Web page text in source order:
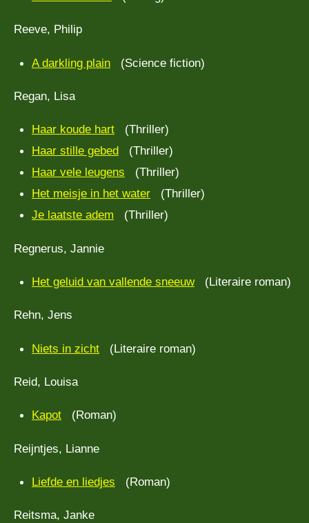
Reeve, Philip
A darkling plain (Science fiction)
Regan, Lisa
Haar koude hart (Thriller)
Haar stille gebed (Thriller)
Haar vele leugens (Thriller)
Het meisje in het water (Thriller)
Je laatste adem (Thriller)
Regnerus, Jannie
Het geluid van vallende sneeuw(Literaire roman)
Rehn, Jens
Niets in zicht (Literaire roman)
Reid, Louisa
Kapot (Roman)
Reijntjes, Lianne
Liefde en liedjes (Roman)
Reitsma, Janke